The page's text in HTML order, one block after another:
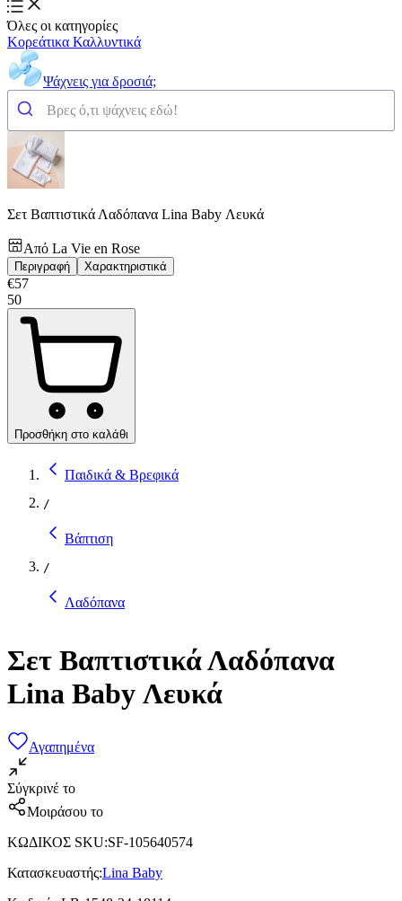
Όλες οι κατηγορίες
Κορεάτικα Καλλυντικά
Ψάχνεις για δροσιά;
Σετ Βαπτιστικά Λαδόπανα Lina Baby Λευκά
Από La Vie en Rose
Περιγραφή Χαρακτηριστικά
€57
50
Προσθήκη στο καλάθι
Παιδικά & Βρεφικά
/
Βάπτιση
/
Λαδόπανα
Σετ Βαπτιστικά Λαδόπανα
Lina Baby Λευκά
Αγαπημένα
Σύγκρινέ το
Μοιράσου το
ΚΩΔΙΚΟΣ SKU:SF-105640574
Κατασκευαστής:Lina Baby